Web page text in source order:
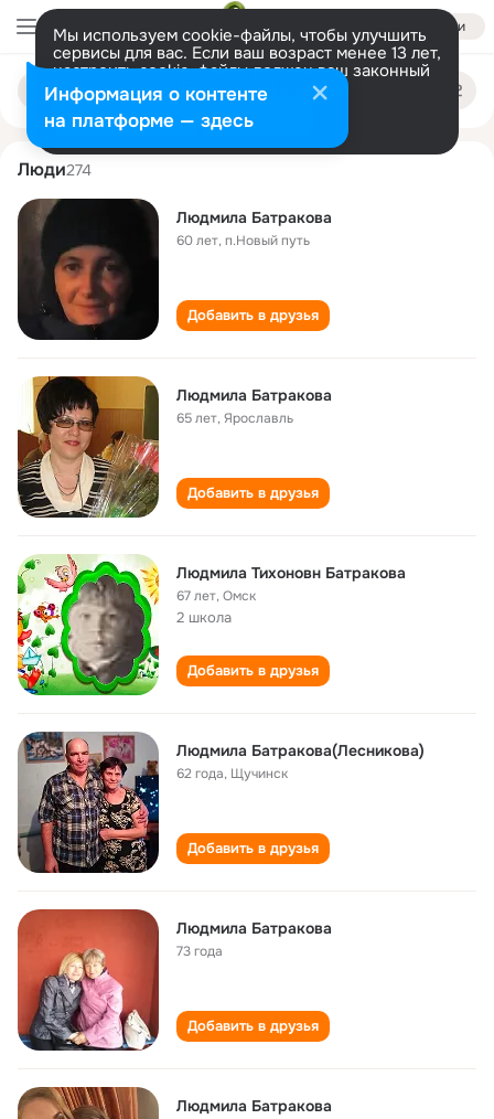
Войти
Мы используем cookie-файлы, чтобы улучшить
сервисы для вас. Если ваш возраст менее 13 лет,
настроить cookie-файлы должен ваш законный
представитель. Больше информации
Разрешить все Настроить
Поиск
людям
lyudmila batrakova
Люди274
Людмила Батракова
60 лет,п.Новый путь
Добавить в друзья
Людмила Батракова
65 лет,Ярославль
Добавить в друзья
Людмила Тихоновн Батракова
67 лет,Омск
2 школа
Добавить в друзья
Людмила Батракова(Лесникова)
62 года, Щучинск
Добавить в друзья
Людмила Батракова
73 года
Добавить в друзья
Людмила Батракова
Информация о контенте
на платформе — здесь